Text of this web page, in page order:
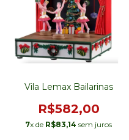
Vila Lemax Bailarinas
R$582,00
7x de R$83,14 sem juros